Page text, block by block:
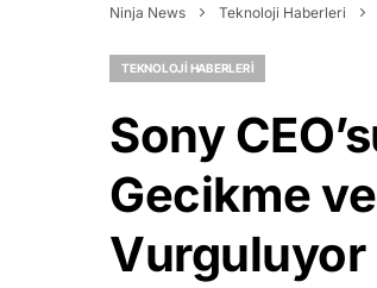
Ninja News Teknoloji Haberleri
TEKNOLOJI HABERLERI
Sony
Gecikme
Vurguluyor